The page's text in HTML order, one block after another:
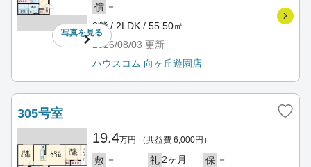
写真を見る
償 －
3階 / 2LDK / 55.50㎡
2026/08/03 更新
ハウスコム 向ヶ丘遊園店
305号室
19.4万円 （共益費 6,000円）
敷 － 礼2ヶ月 保 －